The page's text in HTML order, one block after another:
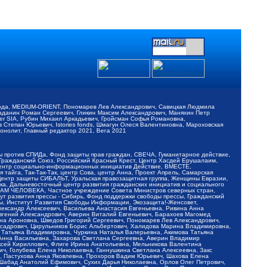
MEDIUM-ORIENT, Пономарев Лев Александрович, Савицкая Людмила
Роман Сергеевич, Гликин Максим Александрович, Маняхин Петр
Рубин Михаил Аркадьевич, Гройсман Софья Романовна,
Юрьевич, Istories fonds, Шмагун Олеся Валентиновна, Мароховская
Главный редактор 2021, Вега 2021
СПИДа, Фонд защиты прав граждан, СВЕЧА, Гуманитарное действие,
Союз, Российский Красный Крест, Центр Хасдей Ерушалаим,
социально-информационных инициатив Действие, ВМЕСТЕ,
Так-Так-Так, центр Сова, центр Анна, Проект Апрель, Самарская
защиты СИБАЛЬТ, Уральская правозащитная группа, Женщины Евразии,
Дальневосточный центр развития гражданских инициатив и социального
ЧЕЛОВЕКА, Частное учреждение Совета Министров северных стран,
прессы - Сибирь, Фонд поддержки свободы прессы, Гражданский
Институт Развития Свободы Информации, Экозащита!-Женсовет,
Алексеевич, Васильева Анастасия Евгеньевна, Ривина Анна
Александрович, Аверин Виталий Евгеньевич, Барахоев Магомед
Шведов Григорий Сергеевич, Пономарев Лев Александрович,
Цирульников Борис Альбертович, Халидова Марина Владимировна,
Владимировна, Чуркина Наталья Валерьевна, Акимова Татьяна
Васильевна, Захарова Светлана Сергеевна, Аверин Владимир
Кириллович, Флиге Ирина Анатольевна, Мельникова Валентина
Елена Николаевна, Ганнушкина Светлана Алексеевна, Закс
Анна Яковлевна, Прохоров Вадим Юрьевич, Шахова Елена
Анатолий Ефимович, Сухих Дарья Николаевна, Орлов Олег Петрович,